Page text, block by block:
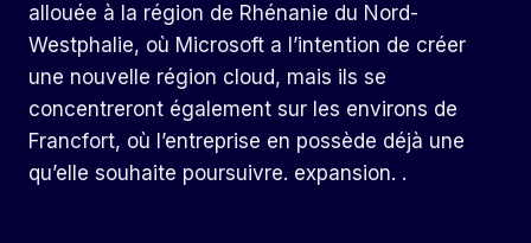
allouée à la région de Rhénanie du Nord-
Westphalie, où Microsoft a l’intention de créer
une nouvelle région cloud, mais ils se
concentreront également sur les environs de
Francfort, où l’entreprise en possède déjà une
qu’elle souhaite poursuivre. expansion. .